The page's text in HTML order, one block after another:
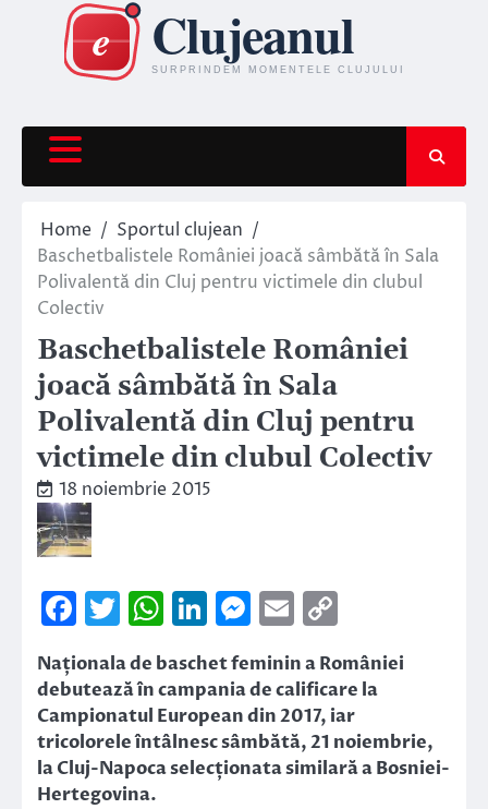
content
Home
Sportul clujean
Baschetbalistele României joacă sâmbătă în Sala
Polivalentă din Cluj pentru victimele din clubul
Colectiv
Baschetbalistele României
joacă sâmbătă în Sala
Polivalentă din Cluj pentru
victimele din clubul Colectiv
18 noiembrie 2015
Facebook
Twitter
WhatsApp
LinkedIn
Messenger
Email
Link
Naționala de baschet feminin a României
debutează în campania de calificare la
Campionatul European din 2017, iar
tricolorele întâlnesc sâmbătă, 21 noiembrie,
la Cluj-Napoca selecționata similară a Bosniei-
Hertegovina.